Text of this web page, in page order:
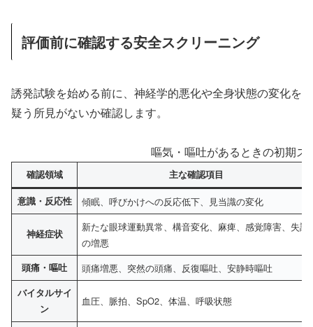
評価前に確認する安全スクリーニング
誘発試験を始める前に、神経学的悪化や全身状態の変化を
疑う所見がないか確認します。
嘔気・嘔吐があるときの初期ス
確認領域 主な確認項目
意識・反応性 傾眠、呼びかけへの反応低下、見当識の変化
神経症状
新たな眼球運動異常、構音変化、麻痺、感覚障害、失調
の増悪
頭痛・嘔吐 頭痛増悪、突然の頭痛、反復嘔吐、安静時嘔吐
バイタルサイ
ン
血圧、脈拍、SpO2、体温、呼吸状態